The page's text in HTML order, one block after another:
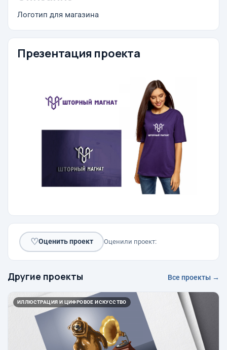
Логотип для магазина
Презентация проекта
♡Оценить проект Оценили проект:
Другие проекты Все проекты →
ИЛЛЮСТРАЦИЯ И ЦИФРОВОЕ ИСКУССТВО